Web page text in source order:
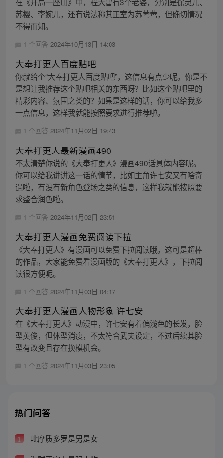
苏樱、李婉儿，还有说法称其正室为苏莺莺，但确切情况
不得而知。
1 个回答 2024年10月13日 14:03
大奉打更人百度贴吧
你就给个“大奉打更人百度贴吧”，这信息有点少呢。你是不
是想让我推荐这个贴吧相关的东西呀？比如这个贴吧里的
精彩内容、氛围之类的？如果是这样的话，你可以给我多
一点信息，这样我就能按照要求进行推荐啦。
1 个回答 2024年11月02日 19:43
大奉打更人最新漫画490
不太清楚你说的《大奉打更人》漫画490话具体内容呢。
你可以给我讲讲这一话的情节，比如主角许七安又有啥奇
遇啦，有没有新角色登场之类的信息，这样我就能按照要
求整合润色啦。
1 个回答 2024年11月02日 23:51
大奉打更人漫画免费阅读下拉
《大奉打更人》有漫画可以免费下拉阅读哦。这可是超棒
的作品，大家能免费看漫画版的《大奉打更人》，下拉阅
读很方便呢。
1 个回答 2024年11月03日 04:17
大奉打更人漫画人物形象 许七安
在《大奉打更人》动漫中，许七安有着偏浅色的长发，脸
型英俊，但体型消瘦，不太符合武夫设定，不过后续其脸
型有改变且存在换模机会。
1 个回答 2024年11月03日 23:05
热门问答
1 毗摩质多罗是男是女